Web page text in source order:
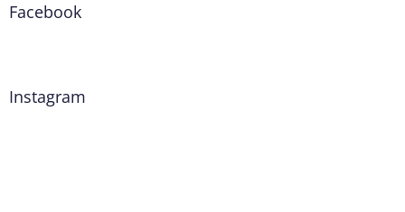
Facebook
Instagram